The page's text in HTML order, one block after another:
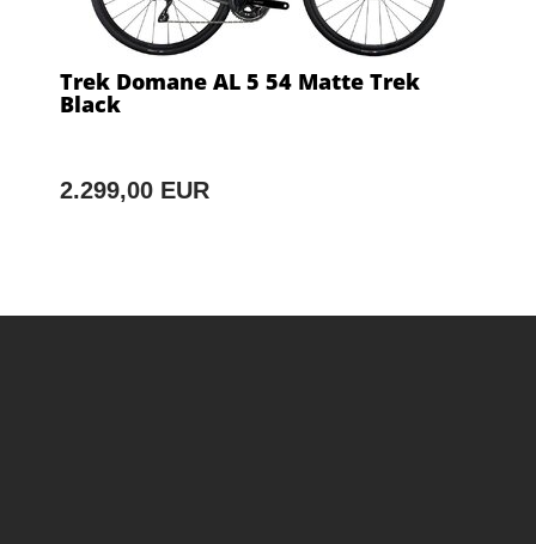
Trek Domane AL 5 54 Matte Trek
Black
2.299,00 EUR